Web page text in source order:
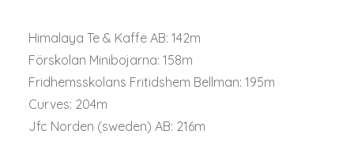
Himalaya Te & Kaffe AB: 142m
Förskolan Minibojarna: 158m
Fridhemsskolans Fritidshem Bellman: 195m
Curves: 204m
Jfc Norden (sweden) AB: 216m